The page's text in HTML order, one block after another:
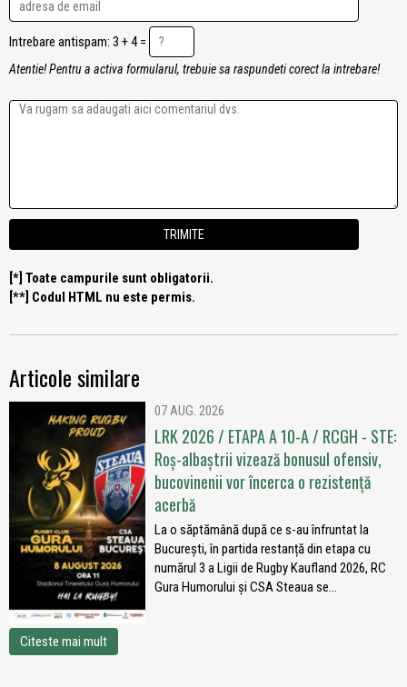
Intrebare antispam: 3 + 4 =
Atentie! Pentru a activa formularul, trebuie sa raspundeti corect la intrebare!
[*] Toate campurile sunt obligatorii.
[**] Codul HTML nu este permis.
Articole similare
07 AUG. 2026
LRK 2026 / ETAPA A 10-A / RCGH - STE:
Roș-albaștrii vizează bonusul ofensiv,
bucovinenii vor încerca o rezistență
acerbă
La o săptămână după ce s-au înfruntat la
București, în partida restanță din etapa cu
numărul 3 a Ligii de Rugby Kaufland 2026, RC
Gura Humorului și CSA Steaua se...
Citeste mai mult